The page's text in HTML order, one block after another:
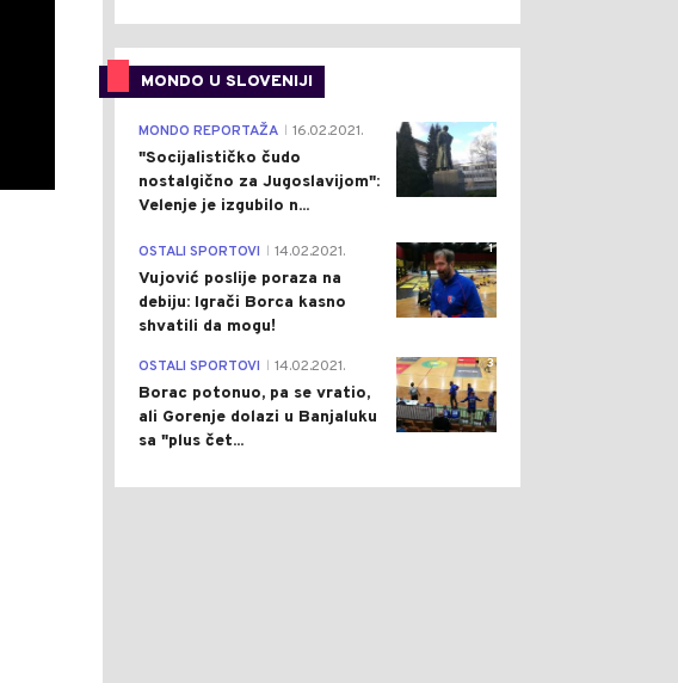
MONDO U SLOVENIJI
4
MONDO REPORTAŽA 16.02.2021.
"Socijalističko čudo
nostalgično za Jugoslavijom":
Velenje je izgubilo n...
1
OSTALI SPORTOVI 14.02.2021.
Vujović poslije poraza na
debiju: Igrači Borca kasno
shvatili da mogu!
3
OSTALI SPORTOVI 14.02.2021.
Borac potonuo, pa se vratio,
ali Gorenje dolazi u Banjaluku
sa "plus čet...